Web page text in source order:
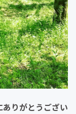
りがとうござい